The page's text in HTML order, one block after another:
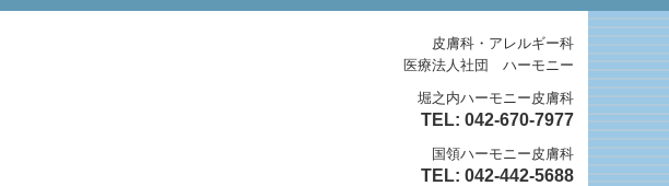
皮膚科・アレルギー科
医療法人社団 ハーモニー
堀之内ハーモニー皮膚科
TEL: 042-670-7977
国領ハーモニー皮膚科
TEL: 042-442-5688